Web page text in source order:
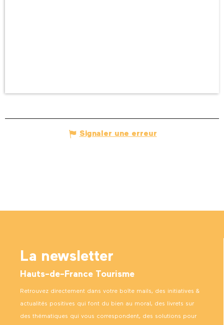
Signaler une erreur
La newsletter
Hauts-de-France Tourisme
Retrouvez directement dans votre boîte mails, des initiatives &
actualités positives qui font du bien au moral, des livrets sur
des thématiques qui vous correspondent, des solutions pour